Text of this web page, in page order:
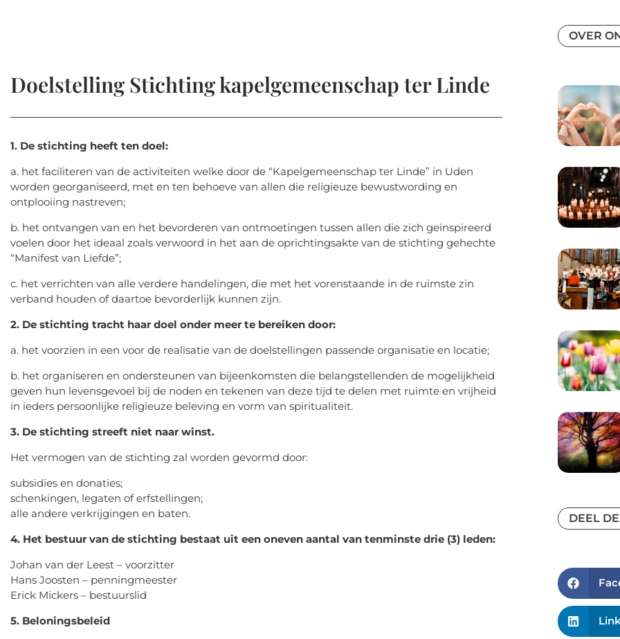
Doelstelling Stichting kapelgemeenschap ter Linde
1. De stichting heeft ten doel:
a. het faciliteren van de activiteiten welke door de “Kapelgemeenschap ter Linde” in Uden
worden georganiseerd, met en ten behoeve van allen die religieuze bewustwording en
ontplooiing nastreven;
b. het ontvangen van en het bevorderen van ontmoetingen tussen allen die zich geïnspireerd
voelen door het ideaal zoals verwoord in het aan de oprichtingsakte van de stichting gehechte
“Manifest van Liefde”;
c. het verrichten van alle verdere handelingen, die met het vorenstaande in de ruimste zin
verband houden of daartoe bevorderlijk kunnen zijn.
2. De stichting tracht haar doel onder meer te bereiken door:
a. het voorzien in een voor de realisatie van de doelstellingen passende organisatie en locatie;
b. het organiseren en ondersteunen van bijeenkomsten die belangstellenden de mogelijkheid
geven hun levensgevoel bij de noden en tekenen van deze tijd te delen met ruimte en vrijheid
in ieders persoonlijke religieuze beleving en vorm van spiritualiteit.
3. De stichting streeft niet naar winst.
Het vermogen van de stichting zal worden gevormd door:
subsidies en donaties;
schenkingen, legaten of erfstellingen;
alle andere verkrijgingen en baten.
4. Het bestuur van de stichting bestaat uit een oneven aantal van tenminste drie (3) leden:
Johan van der Leest – voorzitter
Hans Joosten – penningmeester
Erick Mickers – bestuurslid
5. Beloningsbeleid
OVER
DEEL